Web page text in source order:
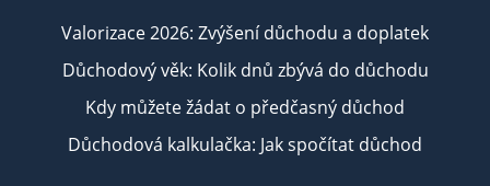
Valorizace 2026: Zvýšení důchodu a doplatek
Důchodový věk: Kolik dnů zbývá do důchodu
Kdy můžete žádat o předčasný důchod
Důchodová kalkulačka: Jak spočítat důchod